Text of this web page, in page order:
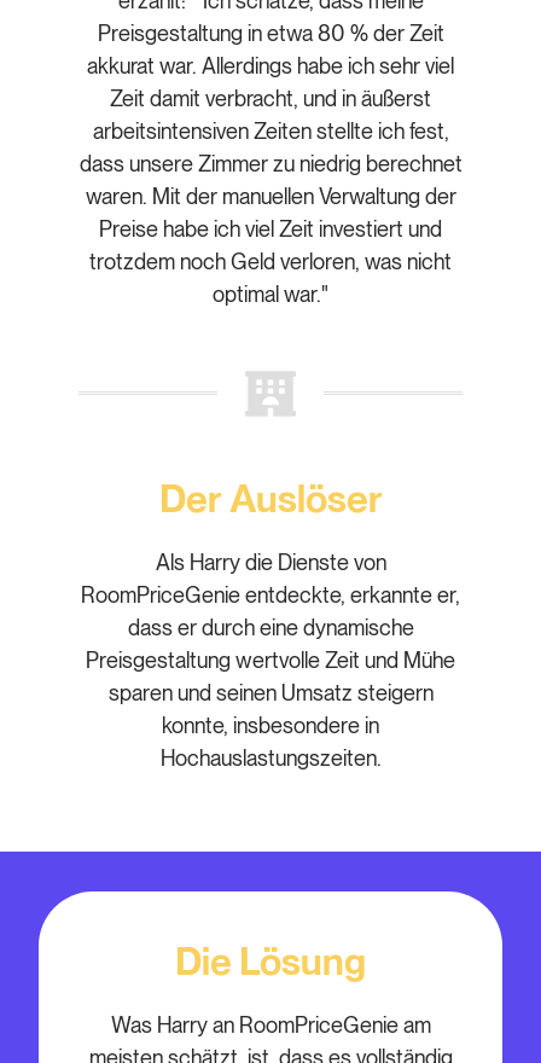
Preisgestaltung in etwa 80 % der Zeit
akkurat war. Allerdings habe ich sehr viel
Zeit damit verbracht, und in äußerst
arbeitsintensiven Zeiten stellte ich fest,
dass unsere Zimmer zu niedrig berechnet
waren. Mit der manuellen Verwaltung der
Preise habe ich viel Zeit investiert und
trotzdem noch Geld verloren, was nicht
optimal war."
Der Auslöser
Als Harry die Dienste von
RoomPriceGenie entdeckte, erkannte er,
dass er durch eine dynamische
Preisgestaltung wertvolle Zeit und Mühe
sparen und seinen Umsatz steigern
konnte, insbesondere in
Hochauslastungszeiten.
Die Lösung
Was Harry an RoomPriceGenie am
meisten schätzt, ist, dass es vollständig